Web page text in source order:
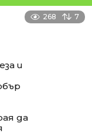
268 7
и
да